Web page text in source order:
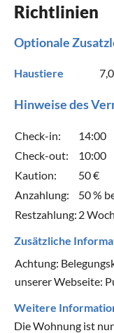
Richtlinien
Optionale
Haustiere
Hinweise des
Check-in:
14:00
Check-out:
10:00
Kaution:
50 €
Anzahlung:
50 %
Restzahlung: 2
Zusätzliche
Achtung:
unserer Webseite:
Weitere
Die Wohnung ist